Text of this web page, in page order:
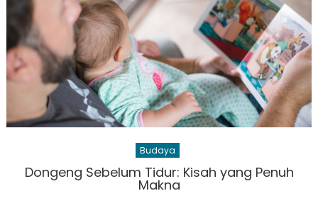
ACES
PGAS
Berpeluang
Untung
Budaya
Dongeng Sebelum Tidur: Kisah yang Penuh
Makna